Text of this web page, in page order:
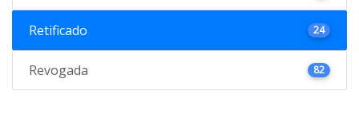
Retificado 24
Revogada 82